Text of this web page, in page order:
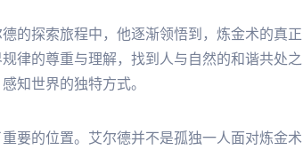
的探索旅程中，他逐渐领悟到，炼金术的真正
律的尊重与理解，找到人与自然的和谐共处之
知世界的独特方式。
要的位置。艾尔德并不是孤独一人面对炼金术